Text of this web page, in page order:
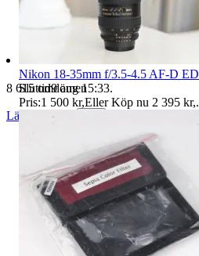
8 615 omdömen
Läs omdömen
Nikon 18-35mm f/3.5-4.5 AF-D ED
Sluttid9 aug 15:33.
Pris:1 500 kr,Eller Köp nu 2 395 kr,.